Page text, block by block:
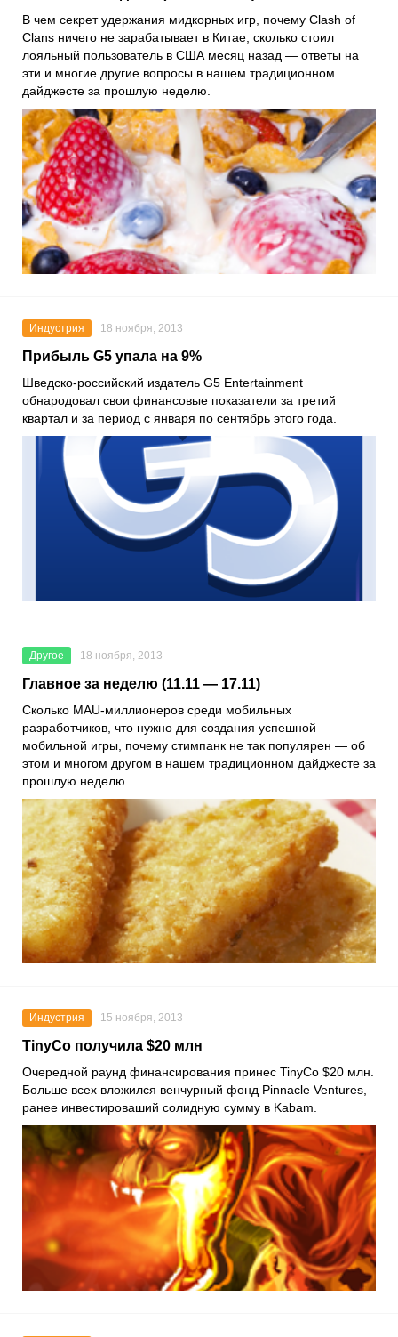
В чем секрет удержания мидкорных игр, почему Clash of
Clans ничего не зарабатывает в Китае, сколько стоил
лояльный пользователь в США месяц назад — ответы на
эти и многие другие вопросы в нашем традиционном
дайджесте за прошлую неделю.
Индустрия 18 ноября, 2013
Прибыль G5 упала на 9%
Шведско-российский издатель G5 Entertainment
обнародовал свои финансовые показатели за третий
квартал и за период с января по сентябрь этого года.
Другое 18 ноября, 2013
Главное за неделю (11.11 — 17.11)
Сколько MAU-миллионеров среди мобильных
разработчиков, что нужно для создания успешной
мобильной игры, почему стимпанк не так популярен — об
этом и многом другом в нашем традиционном дайджесте за
прошлую неделю.
Индустрия 15 ноября, 2013
TinyCo получила $20 млн
Очередной раунд финансирования принес TinyCo $20 млн.
Больше всех вложился венчурный фонд Pinnacle Ventures,
ранее инвестироваший солидную сумму в Kabam.